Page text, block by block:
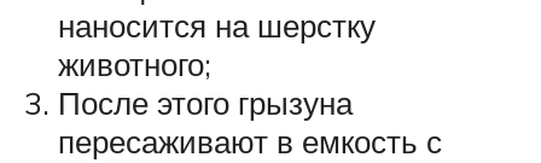
наносится на шерстку
животного;
После этого грызуна
пересаживают в емкость с